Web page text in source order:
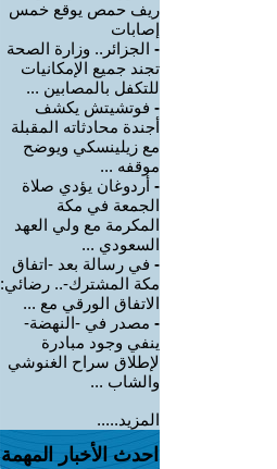
ريف حمص يوقع خمس
إصابات
- الجزائر.. وزارة الصحة
تجند جميع الإمكانيات
للتكفل بالمصابين ...
- فوتشيتش يكشف
أجندة محادثاته المقبلة
مع زيلينسكي ويوضح
موقفه ...
- أردوغان يؤدي صلاة
الجمعة في مكة
المكرمة مع ولي العهد
السعودي ...
- في رسالة بعد -اتفاق
مكة المشترك-.. رضائي:
الاتفاق الورقي مع ...
- مصدر في -النهضة-
ينفي وجود مبادرة
لإطلاق سراح الغنوشي
والشاب ...
المزيد.....
احدث الأخبار المهمة